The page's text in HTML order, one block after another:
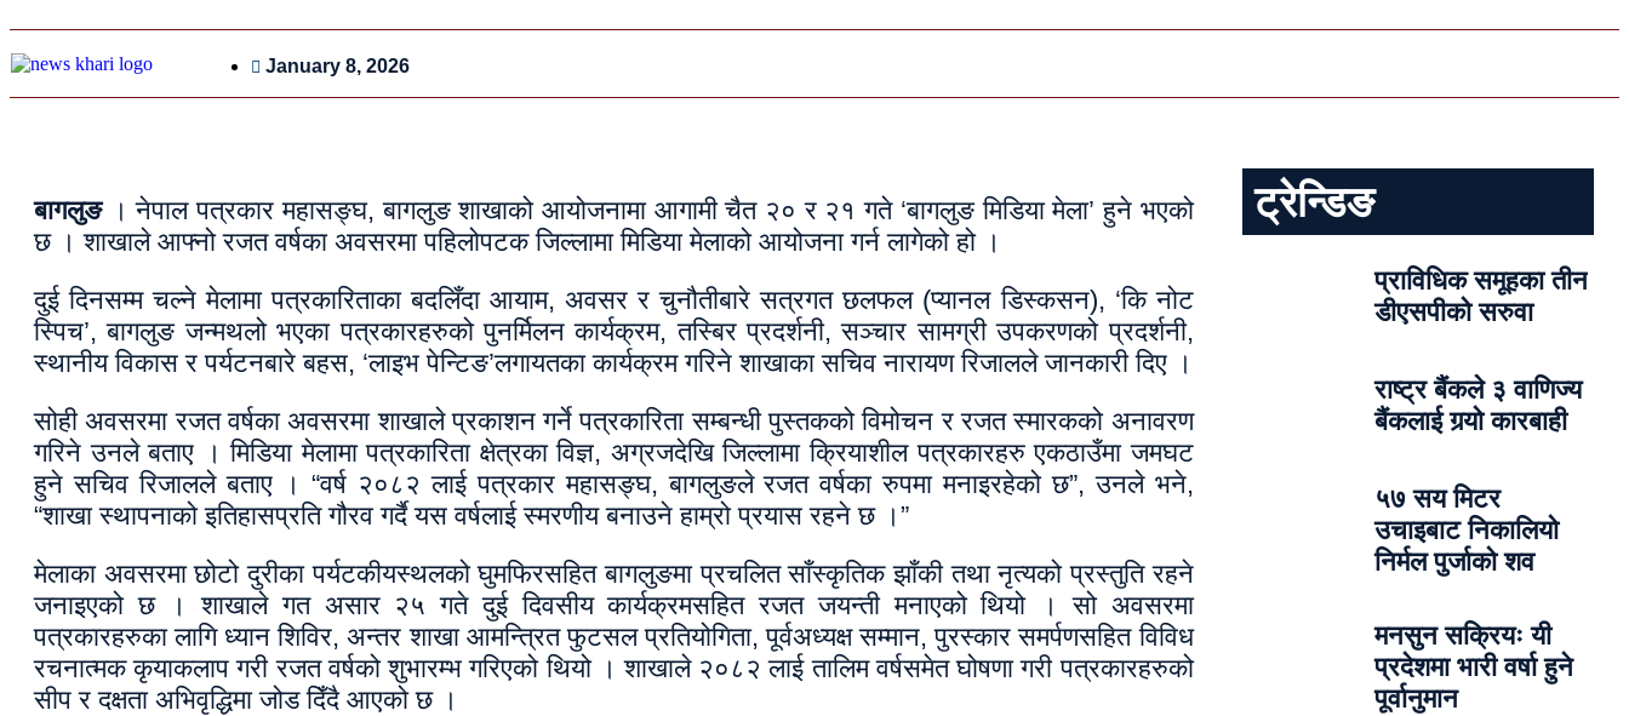
January 8, 2026
बागलुङ। नेपाल पत्रकार महासङ्घ, बागलुङ शाखाको आयोजनामा आगामी चैत २० र २१ गते ‘बागलुङ मिडिया मेला’ हुने भएको
छ । शाखाले आफ्नो रजत वर्षका अवसरमा पहिलोपटक जिल्लामा मिडिया मेलाको आयोजना गर्न लागेको हो ।
दुई दिनसम्म चल्ने मेलामा पत्रकारिताका बदलिँदा आयाम, अवसर र चुनौतीबारे सत्रगत छलफल (प्यानल डिस्कसन), ‘कि नोट
स्पिच’, बागलुङ जन्मथलो भएका पत्रकारहरुको पुनर्मिलन कार्यक्रम, तस्बिर प्रदर्शनी, सञ्चार सामग्री उपकरणको प्रदर्शनी,
स्थानीय विकास र पर्यटनबारे बहस, ‘लाइभ पेन्टिङ’लगायतका कार्यक्रम गरिने शाखाका सचिव नारायण रिजालले जानकारी दिए ।
सोही अवसरमा रजत वर्षका अवसरमा शाखाले प्रकाशन गर्ने पत्रकारिता सम्बन्धी पुस्तकको विमोचन र रजत स्मारकको अनावरण
गरिने उनले बताए । मिडिया मेलामा पत्रकारिता क्षेत्रका विज्ञ, अग्रजदेखि जिल्लामा क्रियाशील पत्रकारहरु एकठाउँमा जमघट
हुने सचिव रिजालले बताए । “वर्ष २०८२ लाई पत्रकार महासङ्घ, बागलुङले रजत वर्षका रुपमा मनाइरहेको छ”, उनले भने,
“शाखा स्थापनाको इतिहासप्रति गौरव गर्दै यस वर्षलाई स्मरणीय बनाउने हाम्रो प्रयास रहने छ ।”
मेलाका अवसरमा छोटो दुरीका पर्यटकीयस्थलको घुमफिरसहित बागलुङमा प्रचलित साँस्कृतिक झाँकी तथा नृत्यको प्रस्तुति रहने
जनाइएको छ । शाखाले गत असार २५ गते दुई दिवसीय कार्यक्रमसहित रजत जयन्ती मनाएको थियो । सो अवसरमा
पत्रकारहरुका लागि ध्यान शिविर, अन्तर शाखा आमन्त्रित फुटसल प्रतियोगिता, पूर्वअध्यक्ष सम्मान, पुरस्कार समर्पणसहित विविध
रचनात्मक कृयाकलाप गरी रजत वर्षको शुभारम्भ गरिएको थियो । शाखाले २०८२ लाई तालिम वर्षसमेत घोषणा गरी पत्रकारहरुको
सीप र दक्षता अभिवृद्धिमा जोड दिँदै आएको छ ।
ट्रेन्डिङ
प्राविधिक समूहका तीन
डीएसपीको सरुवा
राष्ट्र बैंकले ३ वाणिज्य
बैंकलाई गर्‍यो कारबाही
५७ सय मिटर
उचाइबाट निकालियो
निर्मल पुर्जाको शव
मनसुन सक्रियः यी
प्रदेशमा भारी वर्षा हुने
पूर्वानुमान